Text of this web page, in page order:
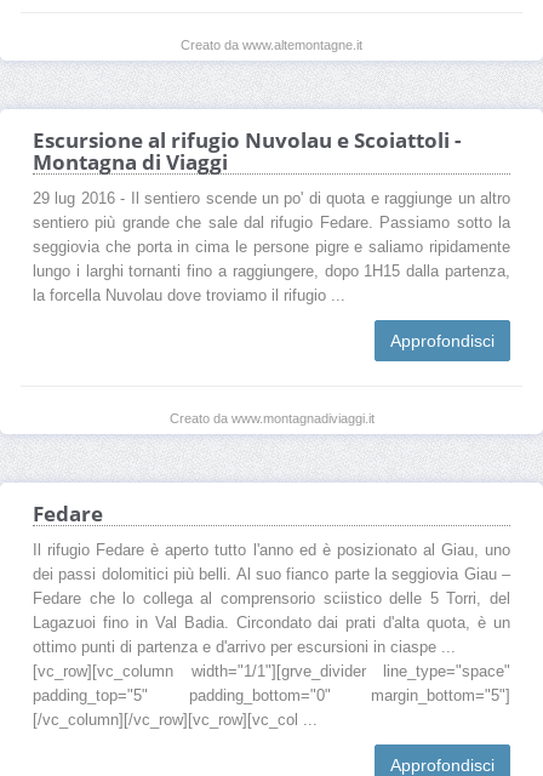
Creato da www.altemontagne.it
Escursione al rifugio Nuvolau e Scoiattoli -
Montagna di Viaggi
29 lug 2016 - Il sentiero scende un po' di quota e raggiunge un altro
sentiero più grande che sale dal rifugio Fedare. Passiamo sotto la
seggiovia che porta in cima le persone pigre e saliamo ripidamente
lungo i larghi tornanti fino a raggiungere, dopo 1H15 dalla partenza,
la forcella Nuvolau dove troviamo il rifugio ...
Approfondisci
Creato da www.montagnadiviaggi.it
Fedare
Il rifugio Fedare è aperto tutto l'anno ed è posizionato al Giau, uno
dei passi dolomitici più belli. Al suo fianco parte la seggiovia Giau –
Fedare che lo collega al comprensorio sciistico delle 5 Torri, del
Lagazuoi fino in Val Badia. Circondato dai prati d'alta quota, è un
ottimo punti di partenza e d'arrivo per escursioni in ciaspe ...
[vc_row][vc_column width="1/1"][grve_divider line_type="space"
padding_top="5" padding_bottom="0" margin_bottom="5"]
[/vc_column][/vc_row][vc_row][vc_col ...
Approfondisci